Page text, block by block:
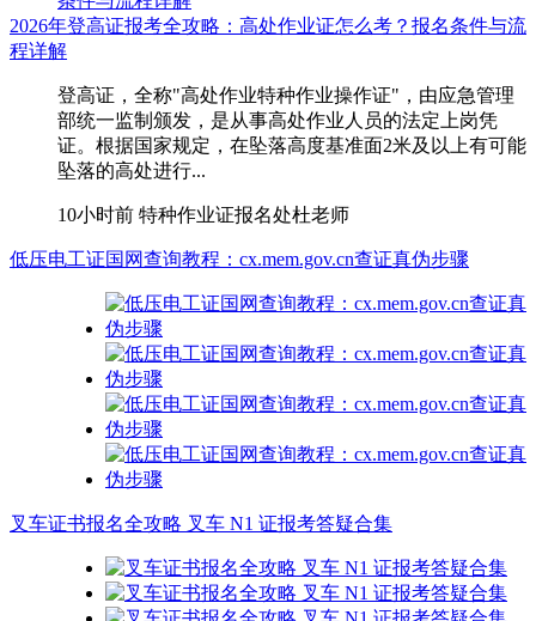
2026年登高证报考全攻略：高处作业证怎么考？报名条件与流
程详解
登高证，全称"高处作业特种作业操作证"，由应急管理
部统一监制颁发，是从事高处作业人员的法定上岗凭
证。根据国家规定，在坠落高度基准面2米及以上有可能
坠落的高处进行...
10小时前 特种作业证报名处杜老师
低压电工证国网查询教程：cx.mem.gov.cn查证真伪步骤
叉车证书报名全攻略 叉车 N1 证报考答疑合集